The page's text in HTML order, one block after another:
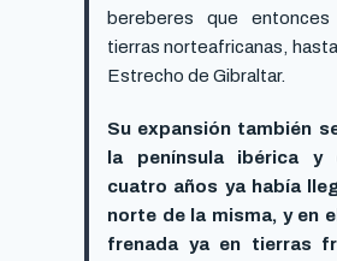
bereberes que
tierras norteafricanas, hasta
Estrecho de Gibraltar.
Su expansión también
la península ibérica
cuatro años ya había
norte de la misma, y en
frenada ya en tierras